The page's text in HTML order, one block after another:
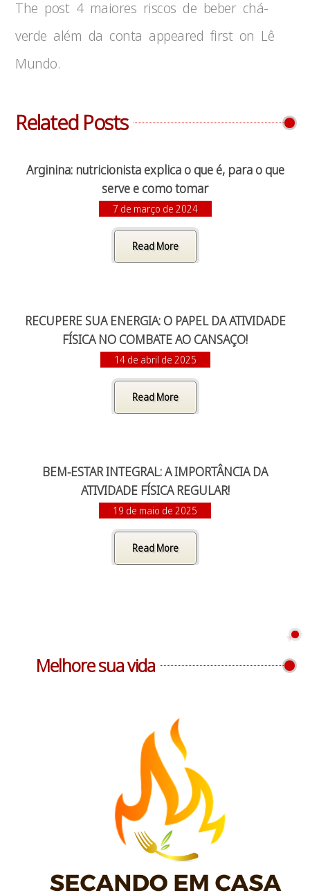
The post 4 maiores riscos de beber chá-
verde além da conta appeared first on Lê
Mundo.
Related Posts
Arginina: nutricionista explica o que é, para o que
serve e como tomar
7 de março de 2024
Read More
RECUPERE SUA ENERGIA: O PAPEL DA ATIVIDADE
FÍSICA NO COMBATE AO CANSAÇO!
14 de abril de 2025
Read More
BEM-ESTAR INTEGRAL: A IMPORTÂNCIA DA
ATIVIDADE FÍSICA REGULAR!
19 de maio de 2025
Read More
Melhore sua vida